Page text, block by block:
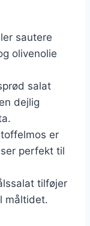
sautere
olivenolie
salat
dejlig
er
perfekt til
tilføjer
måltidet.